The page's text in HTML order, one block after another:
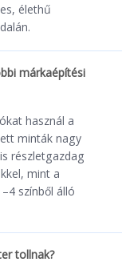
élethű
márkaépítési
használ a
minták nagy
részletgazdag
mint a
színből álló
tollnak?